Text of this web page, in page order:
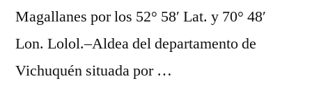
Magallanes por los 52° 58′ Lat. y 70° 48′
Lon. Lolol.–Aldea del departamento de
Vichuquén situada por …